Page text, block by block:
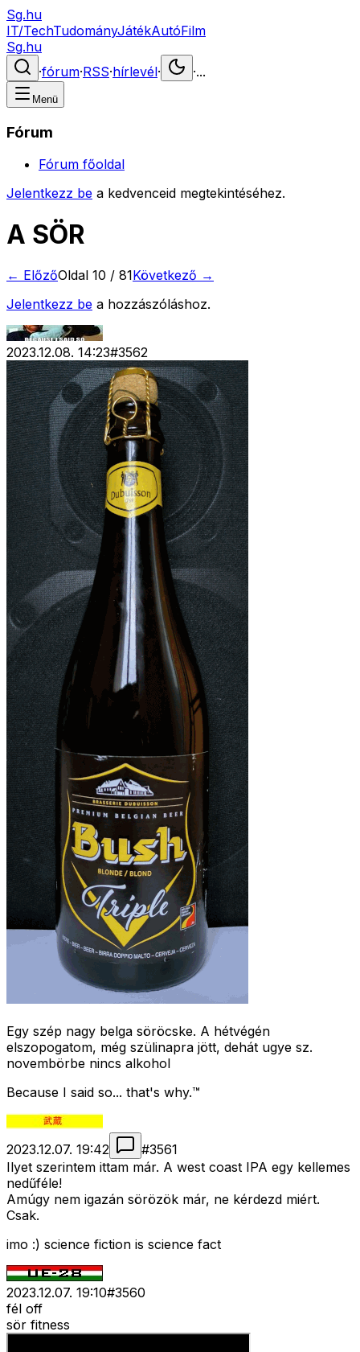
Sg.hu
IT/TechTudományJátékAutóFilm
Sg.hu
·fórum·RSS·hírlevél· ·...
Menü
Fórum
Fórum főoldal
Jelentkezz be a kedvenceid megtekintéséhez.
A SÖR
← ElőzőOldal 10 / 81Következő →
Jelentkezz be a hozzászóláshoz.
2023.12.08. 14:23#3562
Egy szép nagy belga söröcske. A hétvégén
elszopogatom, még szülinapra jött, dehát ugye sz.
novembörbe nincs alkohol
Because I said so... that's why.™
2023.12.07. 19:42 #3561
Ilyet szerintem ittam már. A west coast IPA egy kellemes
nedűféle!
Amúgy nem igazán sörözök már, ne kérdezd miért.
Csak.
imo :) science fiction is science fact
2023.12.07. 19:10#3560
fél off
sör fitness